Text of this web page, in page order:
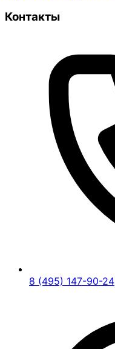
Контакты
8 (495) 147-90-24